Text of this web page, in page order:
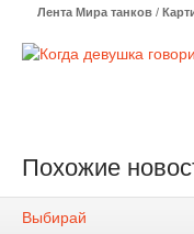
Лента Мира танков /
Похожие
Выбирай